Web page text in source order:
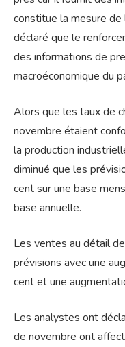
constitue la mesure
déclaré que le
des informations de
macroéconomique du
Alors que les taux de
novembre étaient
la production
diminué que les
cent sur une base
base annuelle.
Les ventes au détail
prévisions avec une
cent et une
Les analystes ont
de novembre ont